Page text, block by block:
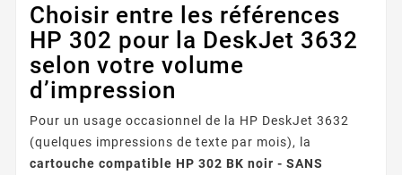
Choisir entre les références
HP 302 pour la DeskJet 3632
selon votre volume
d’impression
Pour un usage occasionnel de la HP DeskJet 3632
(quelques impressions de texte par mois), la
cartouche compatible HP 302 BK noir - SANS